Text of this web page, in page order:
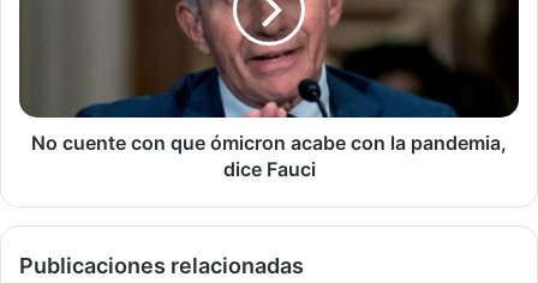
pandemia,
dice
No cuente con que ómicron acabe con la pandemia,
dice Fauci
Publicaciones relacionadas